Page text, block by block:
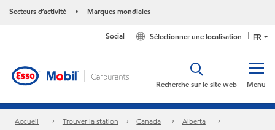
Secteurs d’activité • Marques mondiales
FR
Sélectionner une localisation
Social
Menu
Recherche sur le site web
Accueil Trouver la station Canada
Alberta